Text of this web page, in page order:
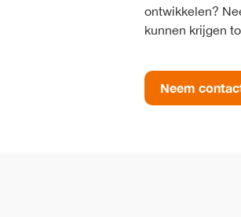
ontwikkelen?
kunnen krijgen
Neem